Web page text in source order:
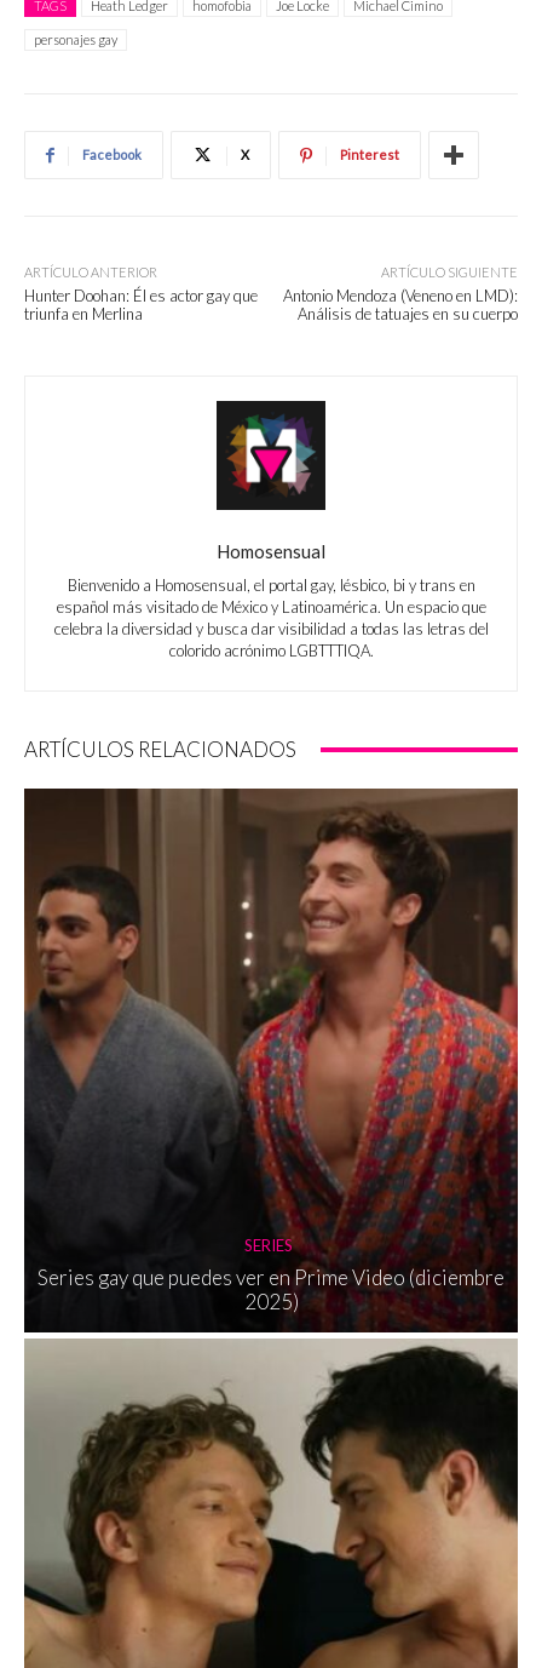
TAGS Heath Ledger homofobia Joe Locke Michael Cimino
personajes gay
Facebook X Pinterest
ARTÍCULO ANTERIOR
Hunter Doohan: Él es actor gay que
triunfa en Merlina
ARTÍCULO SIGUIENTE
Antonio Mendoza (Veneno en LMD):
Análisis de tatuajes en su cuerpo
Homosensual
Bienvenido a Homosensual, el portal gay, lésbico, bi y trans en
español más visitado de México y Latinoamérica. Un espacio que
celebra la diversidad y busca dar visibilidad a todas las letras del
colorido acrónimo LGBTTTIQA.
ARTÍCULOS RELACIONADOS
SERIES
Series gay que puedes ver en Prime Video (diciembre
2025)